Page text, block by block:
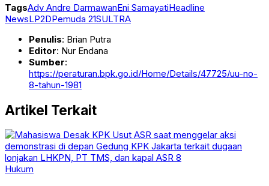
TagsAdv Andre DarmawanEni SamayatiHeadline
NewsLP2DPemuda 21SULTRA
Penulis: Brian Putra
Editor: Nur Endana
Sumber:
https://peraturan.bpk.go.id/Home/Details/47725/uu-no-
8-tahun-1981
Artikel Terkait
Hukum